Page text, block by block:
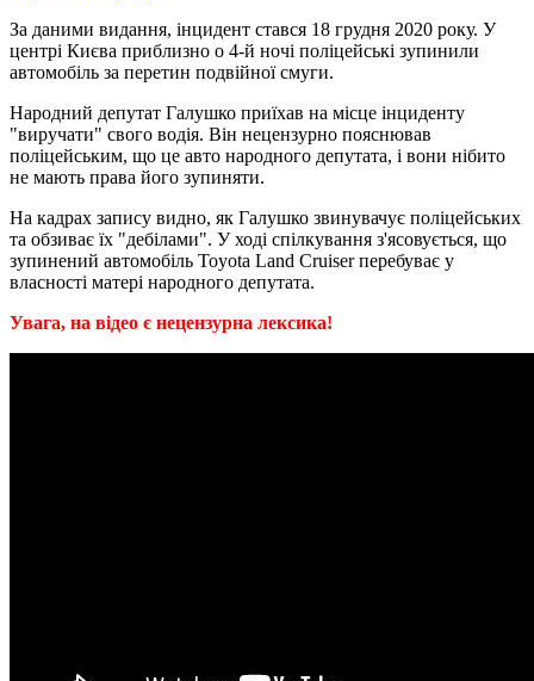
За даними видання, інцидент стався 18 грудня 2020 року. У
центрі Києва приблизно о 4-й ночі поліцейські зупинили
автомобіль за перетин подвійної смуги.
Народний депутат Галушко приїхав на місце інциденту
"виручати" свого водія. Він нецензурно пояснював
поліцейським, що це авто народного депутата, і вони нібито
не мають права його зупиняти.
На кадрах запису видно, як Галушко звинувачує поліцейських
та обзиває їх "дебілами". У ході спілкування з'ясовується, що
зупинений автомобіль Toyota Land Cruiser перебуває у
власності матері народного депутата.
Увага, на відео є нецензурна лексика!